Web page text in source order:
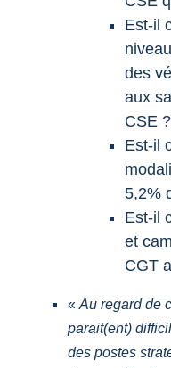
Est-il
des
aux
CSE ?
Est-il
5,2%
Est-il
et
CGT
« Au regard de
parait(ent)
des postes